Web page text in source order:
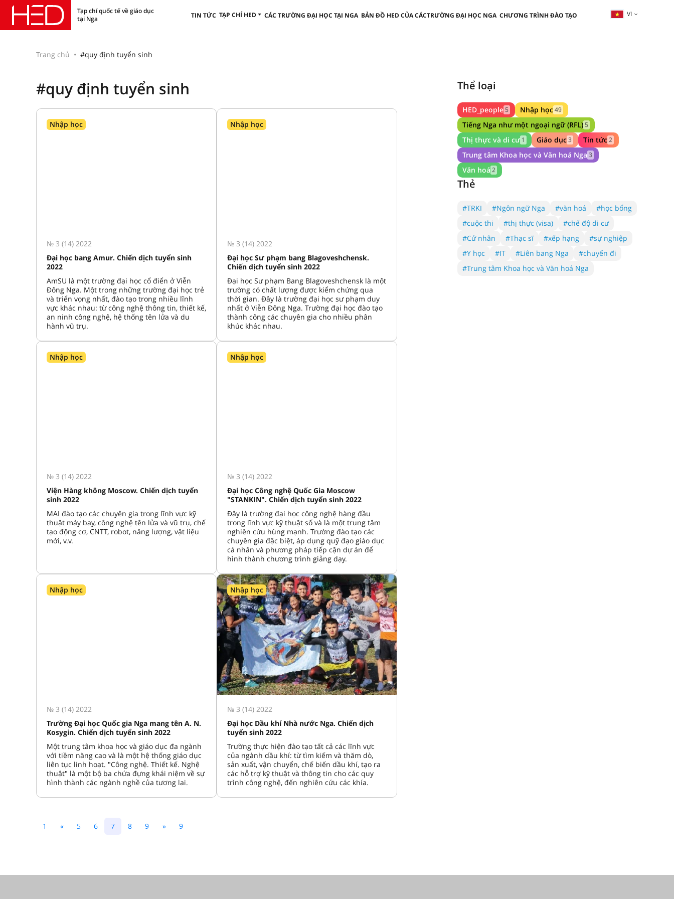
Tạp chí quốc tế về giáo dục
tại Nga
TIN TỨC TẠP CHÍ HED CÁC TRƯỜNG ĐẠI HỌC TẠI NGA BẢN ĐỒ HED CỦA CÁCTRƯỜNG ĐẠI HỌC NGA CHƯƠNG TRÌNH ĐÀO TẠO VI
Trang chủ #quy định tuyển sinh
#quy định tuyển sinh
Nhập học
№ 3 (14) 2022
Đại học bang Amur. Chiến dịch tuyển sinh
2022
AmSU là một trường đại học cổ điển ở Viễn
Đông Nga. Một trong những trường đại học trẻ
và triển vọng nhất, đào tạo trong nhiều lĩnh
vực khác nhau: từ công nghệ thông tin, thiết kế,
an ninh công nghệ, hệ thống tên lửa và du
hành vũ trụ.
Nhập học
№ 3 (14) 2022
Đại học Sư phạm bang Blagoveshchensk.
Chiến dịch tuyển sinh 2022
Đại học Sư phạm Bang Blagoveshchensk là một
trường có chất lượng được kiểm chứng qua
thời gian. Đây là trường đại học sư phạm duy
nhất ở Viễn Đông Nga. Trường đại học đào tạo
thành công các chuyên gia cho nhiều phân
khúc khác nhau.
Nhập học
№ 3 (14) 2022
Viện Hàng không Moscow. Chiến dịch tuyển
sinh 2022
MAI đào tạo các chuyên gia trong lĩnh vực kỹ
thuật máy bay, công nghệ tên lửa và vũ trụ, chế
tạo động cơ, CNTT, robot, năng lượng, vật liệu
mới, v.v.
Nhập học
№ 3 (14) 2022
Đại học Công nghệ Quốc Gia Moscow
"STANKIN". Chiến dịch tuyển sinh 2022
Đây là trường đại học công nghệ hàng đầu
trong lĩnh vực kỹ thuật số và là một trung tâm
nghiên cứu hùng mạnh. Trường đào tạo các
chuyên gia đặc biệt, áp dụng quỹ đạo giáo dục
cá nhân và phương pháp tiếp cận dự án để
hình thành chương trình giảng dạy.
Nhập học
№ 3 (14) 2022
Trường Đại học Quốc gia Nga mang tên A. N.
Kosygin. Chiến dịch tuyển sinh 2022
Một trung tâm khoa học và giáo dục đa ngành
với tiềm năng cao và là một hệ thống giáo dục
liên tục linh hoạt. "Công nghệ. Thiết kế. Nghệ
thuật" là một bộ ba chứa đựng khái niệm về sự
hình thành các ngành nghề của tương lai.
Nhập học
№ 3 (14) 2022
Đại học Dầu khí Nhà nước Nga. Chiến dịch
tuyển sinh 2022
Trường thực hiện đào tạo tất cả các lĩnh vực
của ngành dầu khí: từ tìm kiếm và thăm dò,
sản xuất, vận chuyển, chế biến dầu khí, tạo ra
các hỗ trợ kỹ thuật và thông tin cho các quy
trình công nghệ, đến nghiên cứu các khía.
1 « 5 6 7 8 9 » 9
Thể loại
HED_people5 Nhập học49
Tiếng Nga như một ngoại ngữ (RFL)5
Thị thực và di cư 1 Giáo dục3 Tin tức2
Trung tâm Khoa học và Văn hoá Nga 3
Văn hoá 2
Thẻ
#TRKI #Ngôn ngữ Nga #văn hoá
#học bổng
#cuộc thi
#thị thực (visa)
#chế độ di cư
#Cử nhân
#Thạc sĩ #xếp hạng
#sự nghiệp
#Y học
#IT #Liên bang Nga
#chuyến đi
#Trung tâm Khoa học và Văn hoá Nga